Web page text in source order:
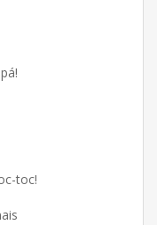
toc!